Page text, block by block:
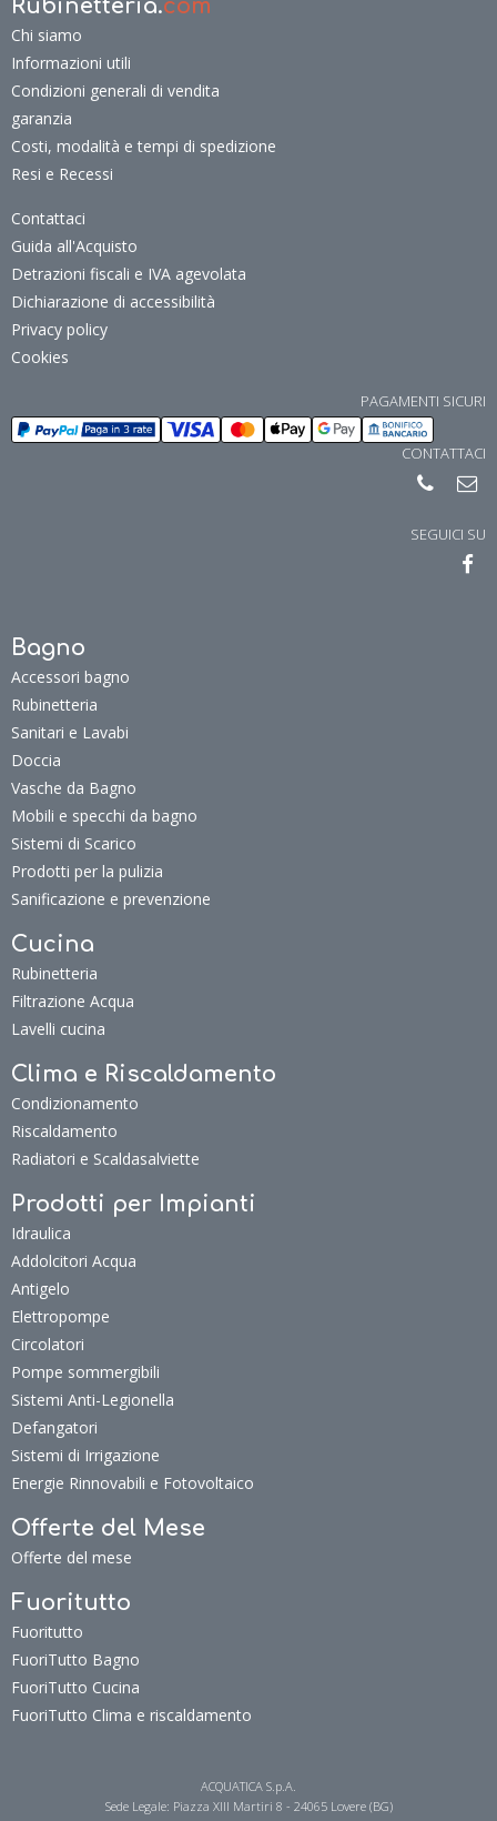
Rubinetteria.com
Chi siamo
Informazioni utili
Condizioni generali di vendita
garanzia
Costi, modalità e tempi di spedizione
Resi e Recessi
Contattaci
Guida all'Acquisto
Detrazioni fiscali e IVA agevolata
Dichiarazione di accessibilità
Privacy policy
Cookies
PAGAMENTI SICURI
CONTATTACI
SEGUICI SU
Bagno
Accessori bagno
Rubinetteria
Sanitari e Lavabi
Doccia
Vasche da Bagno
Mobili e specchi da bagno
Sistemi di Scarico
Prodotti per la pulizia
Sanificazione e prevenzione
Cucina
Rubinetteria
Filtrazione Acqua
Lavelli cucina
Clima e Riscaldamento
Condizionamento
Riscaldamento
Radiatori e Scaldasalviette
Prodotti per Impianti
Idraulica
Addolcitori Acqua
Antigelo
Elettropompe
Circolatori
Pompe sommergibili
Sistemi Anti-Legionella
Defangatori
Sistemi di Irrigazione
Energie Rinnovabili e Fotovoltaico
Offerte del Mese
Offerte del mese
Fuoritutto
Fuoritutto
FuoriTutto Bagno
FuoriTutto Cucina
FuoriTutto Clima e riscaldamento
ACQUATICA S.p.A.
Sede Legale: Piazza XIII Martiri 8 - 24065 Lovere (BG)